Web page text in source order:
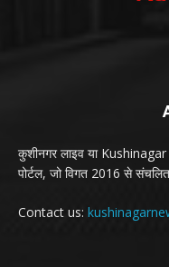
कुशीनगर लाइव या
पोर्टल, जो विगत 2016 से
Contact us: